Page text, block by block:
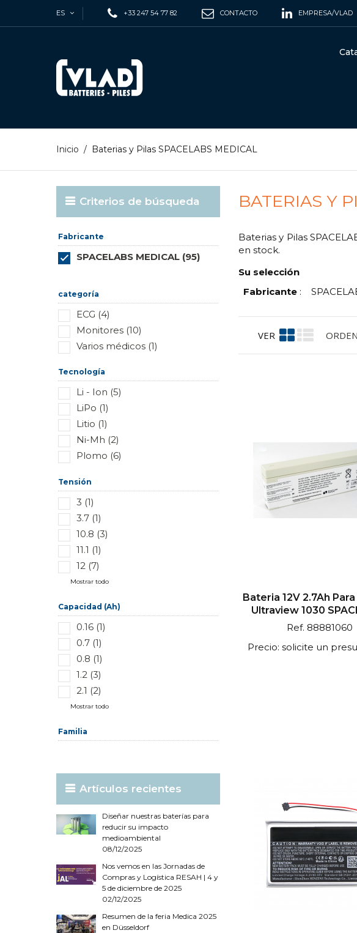
ES +33 247 54 77 82 CONTACTO EMPRESA/VLAD
Inicio / Baterias y Pilas SPACELABS MEDICAL
Criterios de búsqueda
Fabricante
SPACELABS MEDICAL (95)
categoría
ECG (4)
Monitores (10)
Varios médicos (1)
Tecnología
Li - Ion (5)
LiPo (1)
Litio (1)
Ni-Mh (2)
Plomo (6)
Tensión
3 (1)
3.7 (1)
10.8 (3)
11.1 (1)
12 (7)
Mostrar todo
Capacidad (Ah)
0.16 (1)
0.7 (1)
0.8 (1)
1.2 (3)
2.1 (2)
Mostrar todo
Familia
Artículos recientes
Diseñar nuestras baterías para
reducir su impacto
medioambiental
08/12/2025
Nos vemos en las Jornadas de
Compras y Logística RESAH | 4 y
5 de diciembre de 2025
02/12/2025
Resumen de la feria Medica 2025
en Düsseldorf
BATERIAS Y
Baterias y Pilas
en stock.
Su selección
Fabricante:
VER
Bateria 12V 2.7Ah
Ultraview 1030
Ref. 88881060
Precio: solicite un